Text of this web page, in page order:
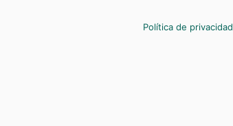
Política de privacidad